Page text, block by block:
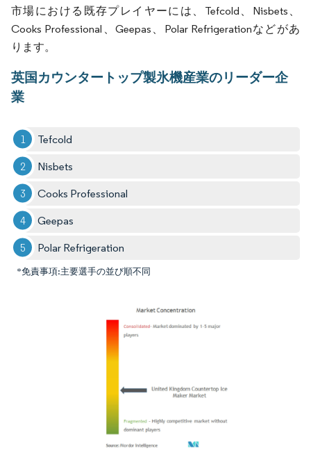
市場における既存プレイヤーには、Tefcold、Nisbets、
Cooks Professional、Geepas、Polar Refrigerationなどがあ
ります。
英国カウンタートップ製氷機産業のリーダー企
業
Tefcold
Nisbets
Cooks Professional
Geepas
Polar Refrigeration
*免責事項:主要選手の並び順不同